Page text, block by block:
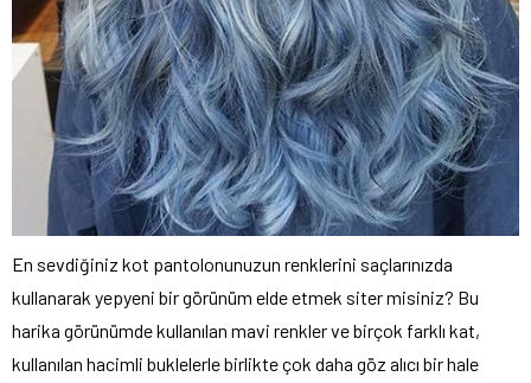
En sevdiğiniz kot pantolonunuzun renklerini saçlarınızda
kullanarak yepyeni bir görünüm elde etmek siter misiniz? Bu
harika görünümde kullanılan mavi renkler ve birçok farklı kat,
kullanılan hacimli buklelerle birlikte çok daha göz alıcı bir hale